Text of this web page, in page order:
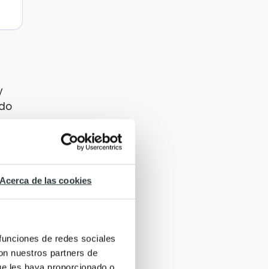
Acerca de las cookies
de redes sociales
nuestros partners de